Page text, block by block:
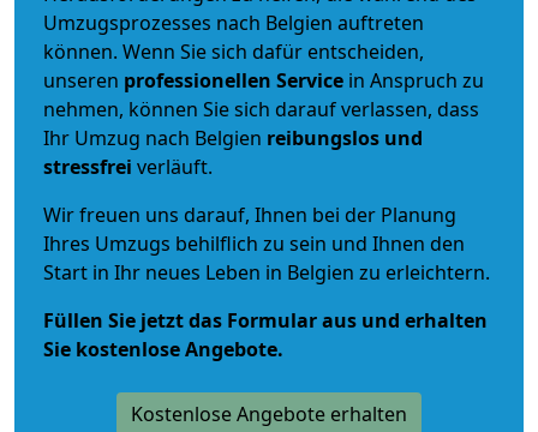
Umzugsprozesses nach Belgien auftreten
können. Wenn Sie sich dafür entscheiden,
unseren professionellen Service in Anspruch zu
nehmen, können Sie sich darauf verlassen, dass
Ihr Umzug nach Belgien reibungslos und
stressfrei verläuft.
Wir freuen uns darauf, Ihnen bei der Planung
Ihres Umzugs behilflich zu sein und Ihnen den
Start in Ihr neues Leben in Belgien zu erleichtern.
Füllen Sie jetzt das Formular aus und erhalten
Sie kostenlose Angebote.
Kostenlose Angebote erhalten